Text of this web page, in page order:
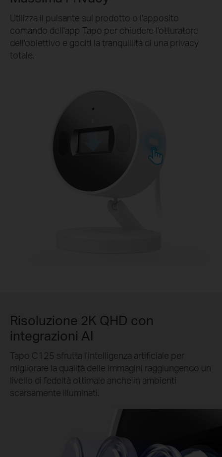
Utilizza il pulsante sul prodotto o l'apposito
comando dell'app Tapo per chiudere l'otturatore
dell'obiettivo e goditi la tranquillità di una privacy
totale.
Risoluzione 2K QHD con
integrazioni AI
Tapo C125 sfrutta l'intelligenza artificiale per
migliorare la qualità delle immagini raggiungendo un
livello di fedeltà ottimale anche in ambienti
scarsamente illuminati.